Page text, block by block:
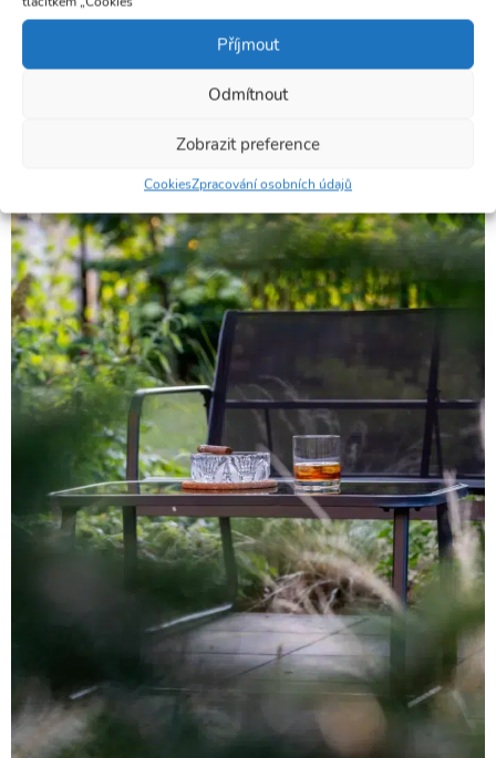
Příjmout
Odmítnout
Zobrazit preference
CookiesZpracování osobních údajů